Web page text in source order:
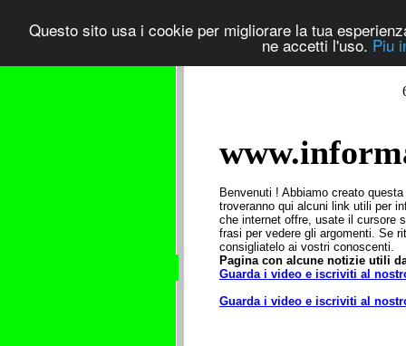
Questo sito usa i cookie per migliorare la tua
ne accetti l'uso. Piu
Benvenuti ! Abbiamo creato
troveranno qui alcuni link utili per
che internet offre, usate il cursore
frasi per vedere gli argomenti. Se
consigliatelo ai vostri conoscenti.
Pagina con alcune notizie utili
Guarda i video e iscriviti al
Guarda i video e iscriviti al